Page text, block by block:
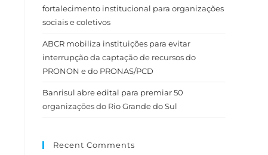
fortalecimento institucional para organizações
sociais e coletivos
ABCR mobiliza instituições para evitar
interrupção da captação de recursos do
PRONON e do PRONAS/PCD
Banrisul abre edital para premiar 50
organizações do Rio Grande do Sul
Recent Comments